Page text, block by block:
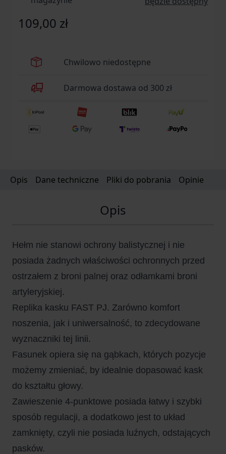
109,00 zł
Chwilowo niedostępne
Darmowa dostawa od 300 zł
Opis Dane techniczne Pliki do pobrania Opinie
Opis
Hełm nie stanowi ochrony balistycznej i nie
posiada żadnych właściwości ochronnych przed
ostrzałem z broni palnej oraz odłamkami broni
artyleryjskiej.
Replika kasku FAST PJ. Zarówno komfort
noszenia, jak i uniwersalność, to zdecydowane
wyznaczniki tej linii.
Fasunek opiera się na gąbkach, których pozycje
możemy zmieniać, by idealnie dopasować kask
do kształtu głowy.
Zawieszenie 4-punktowe posiada łatwy i szybki
sposób regulacji, a dodatkowo jest to układ
zamknięty, czyli nie posiada luźnych, odstających
pasków.